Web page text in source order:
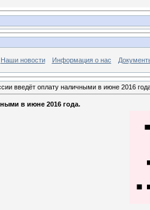
Наши новости Информация о нас
введёт оплату наличными в июне 2016
в июне 2016 года.